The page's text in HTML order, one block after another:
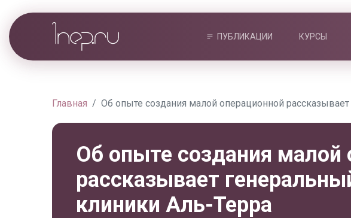
ПУБЛИКАЦИИ КУРСЫ
Главная Об опыте создания малой операционной
Об опыте создания малой
рассказывает
клиники Аль-Терра